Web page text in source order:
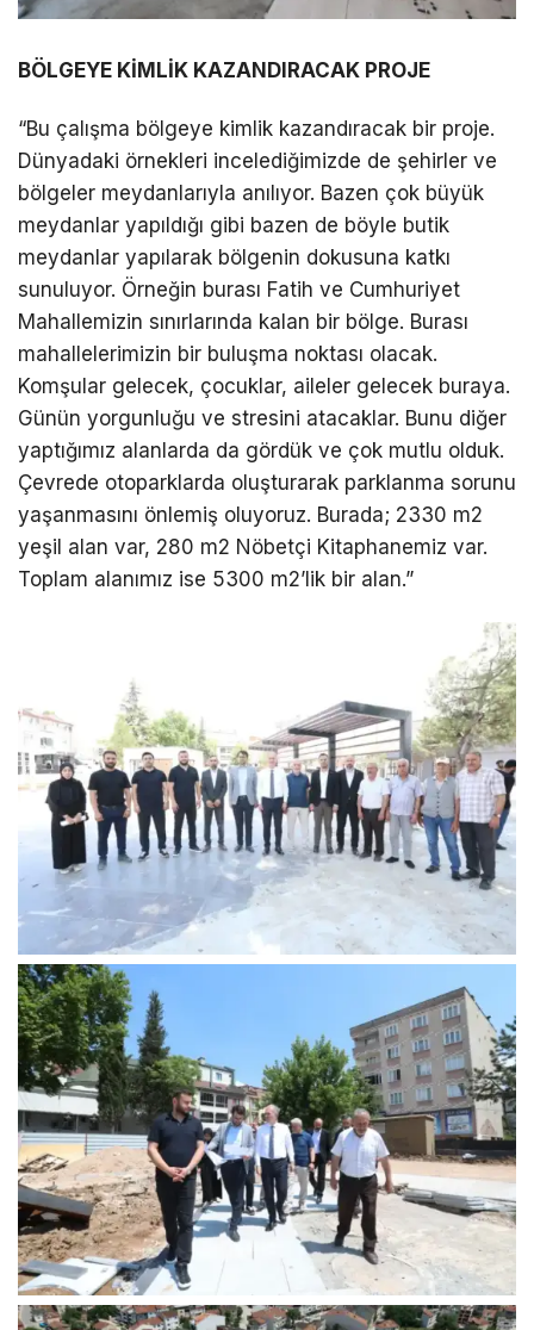
BÖLGEYE KİMLİK KAZANDIRACAK PROJE
“Bu çalışma bölgeye kimlik kazandıracak bir proje.
Dünyadaki örnekleri incelediğimizde de şehirler ve
bölgeler meydanlarıyla anılıyor. Bazen çok büyük
meydanlar yapıldığı gibi bazen de böyle butik
meydanlar yapılarak bölgenin dokusuna katkı
sunuluyor. Örneğin burası Fatih ve Cumhuriyet
Mahallemizin sınırlarında kalan bir bölge. Burası
mahallelerimizin bir buluşma noktası olacak.
Komşular gelecek, çocuklar, aileler gelecek buraya.
Günün yorgunluğu ve stresini atacaklar. Bunu diğer
yaptığımız alanlarda da gördük ve çok mutlu olduk.
Çevrede otoparklarda oluşturarak parklanma sorunu
yaşanmasını önlemiş oluyoruz. Burada; 2330 m2
yeşil alan var, 280 m2 Nöbetçi Kitaphanemiz var.
Toplam alanımız ise 5300 m2’lik bir alan.”